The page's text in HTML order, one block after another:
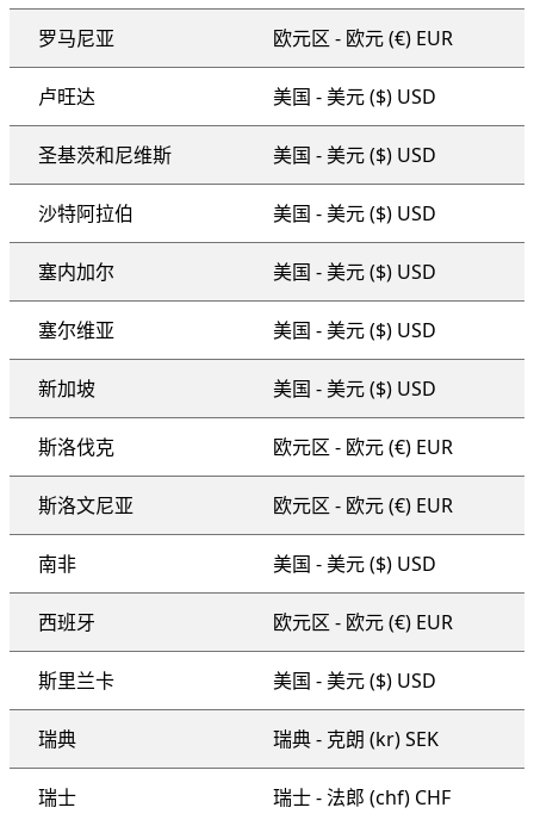
罗马尼亚 欧元区 - 欧元 (€) EUR
卢旺达 美国 - 美元 ($) USD
圣基茨和尼维斯 美国 - 美元 ($) USD
沙特阿拉伯 美国 - 美元 ($) USD
塞内加尔 美国 - 美元 ($) USD
塞尔维亚 美国 - 美元 ($) USD
新加坡 美国 - 美元 ($) USD
斯洛伐克 欧元区 - 欧元 (€) EUR
斯洛文尼亚 欧元区 - 欧元 (€) EUR
南非 美国 - 美元 ($) USD
西班牙 欧元区 - 欧元 (€) EUR
斯里兰卡 美国 - 美元 ($) USD
瑞典 瑞典 - 克朗 (kr) SEK
瑞士 瑞士 - 法郎 (chf) CHF